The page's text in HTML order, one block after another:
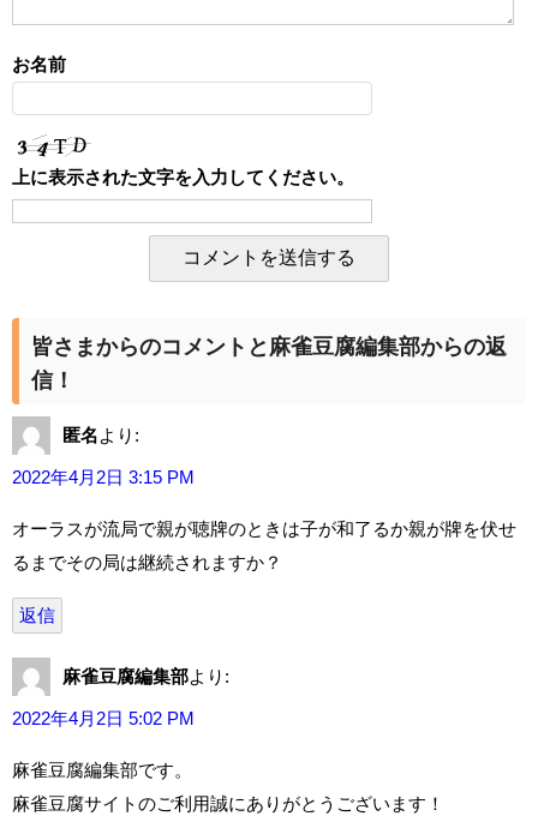
お名前
上に表示された文字を入力してください。
皆さまからのコメントと麻雀豆腐編集部からの返
信！
匿名より:
2022年4月2日 3:15 PM
オーラスが流局で親が聴牌のときは子が和了るか親が牌を伏せ
るまでその局は継続されますか？
返信
麻雀豆腐編集部より:
2022年4月2日 5:02 PM
麻雀豆腐編集部です。
麻雀豆腐サイトのご利用誠にありがとうございます！